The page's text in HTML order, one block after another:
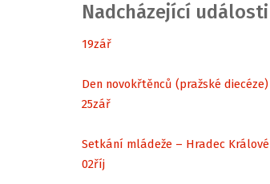
Nadcházející události
19zář
Den novokřtěnců (pražské diecéze)
25zář
Setkání mládeže – Hradec Králové
02říj